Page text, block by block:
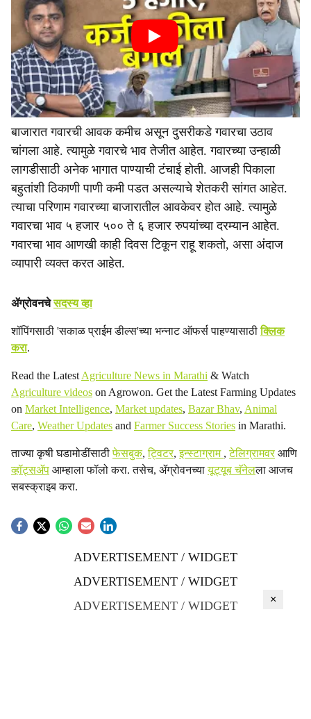
बाजारात गवारची आवक कमीच असून दुसरीकडे गवारचा उठाव
चांगला आहे. त्यामुळे गवारचे भाव तेजीत आहेत. गवारच्या उन्हाळी
लागडीसाठी अनेक भागात पाण्याची टंचाई होती. आजही पिकाला
बहुतांशी ठिकाणी पाणी कमी पडत असल्याचे शेतकरी सांगत आहेत.
त्याचा परिणाम गवारच्या बाजारातील आवकेवर होत आहे. त्यामुळे
गवारचा भाव ५ हजार ५०० ते ६ हजार रुपयांच्या दरम्यान आहेत.
गवारचा भाव आणखी काही दिवस टिकून राहू शकतो, असा अंदाज
व्यापारी व्यक्त करत आहेत.
ॲग्रोवनचेसदस्य व्हा
शॉपिंगसाठी 'सकाळ प्राईम डील्स'च्या भन्नाट ऑफर्स पाहण्यासाठीक्लिक
करा.
Read the Latest Agriculture News in Marathi & Watch
Agriculture videos on Agrowon. Get the Latest Farming Updates
on Market Intelligence, Market updates, Bazar Bhav, Animal
Care, Weather Updates and Farmer Success Stories in Marathi.
ताज्या कृषी घडामोडींसाठीफेसबुक,ट्विटर,इन्स्टाग्राम ,टेलिग्रामवरआणि
व्हॉट्सॲप आम्हाला फॉलो करा. तसेच, ॲग्रोवनच्यायूट्यूब चॅनेलला आजच
सबस्क्राइब करा.
ADVERTISEMENT / WIDGET
ADVERTISEMENT / WIDGET
ADVERTISEMENT / WIDGET
×